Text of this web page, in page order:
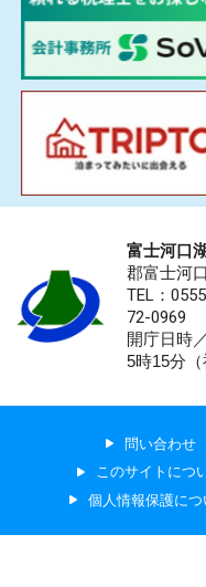
富士河口
郡富士河
TEL：
72-0969
開庁日時
5時15分（
問い合わせ
このサイトにつ
個人情報保護につ